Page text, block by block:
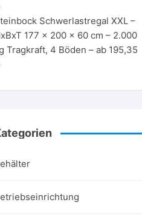
Schwerlastregal XXL –
177 x 200 x 60 cm – 2.000
Tragkraft, 4 Böden – ab 195,35